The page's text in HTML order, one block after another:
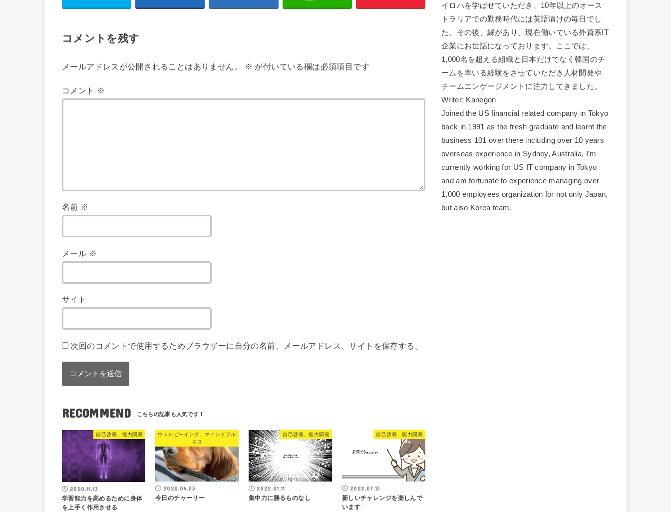
コメントを残す
メールアドレスが公開されることはありません。 ※ が付いている欄は必須項目です
コメント ※
名前 ※
メール ※
サイト
次回のコメントで使用するためブラウザーに自分の名前、メールアドレス、サイトを保存する。
RECOMMEND
自己啓発、能力開発
2020.11.13
学習能力を高めるために身体
を上手く作用させる
ウェルビーイング、マインドフル
ネス
2020.04.23
今日のチャーリー
自己啓発、能力開発
2022.01.11
集中力に勝るものなし
自己啓発、能力開発
2022.07.13
新しいチャレンジを楽しんで
います
イロハを学ばせていただき、10年以上のオース
トラリアでの勤務時代には英語漬けの毎日でし
た。その後、縁があり、現在働いている外資系IT
企業にお世話になっております。ここでは、
1,000名を超える組織と日本だけでなく韓国のチ
ームを率いる経験をさせていただき人材開発や
チームエンゲージメントに注力してきました。
Writer; Kanegon
Joined the US financial related company in Tokyo
back in 1991 as the fresh graduate and learnt the
business 101 over there including over 10 years
overseas experience in Sydney, Australia. I’m
currently working for US IT company in Tokyo
and am fortunate to experience managing over
1,000 employees organization for not only Japan,
but also Korea team.